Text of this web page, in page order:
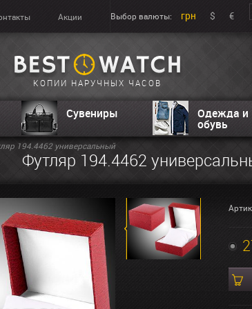
Акции Выбор валюты: грн $ €
КОПИИ НАРУЧНЫХ ЧАСОВ
Сувениры Одежда и
обувь
194.4462 универсальный
Футляр 194.4462